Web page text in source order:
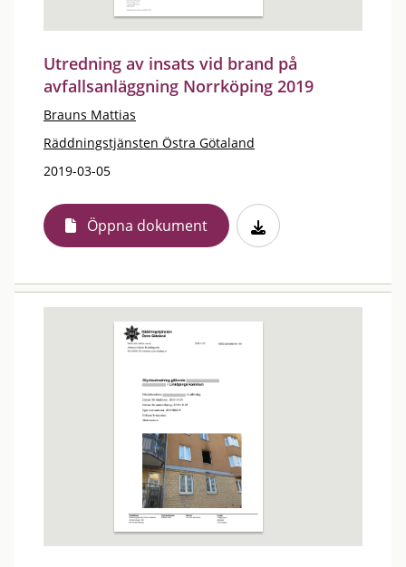
Utredning av insats vid brand på
avfallsanläggning Norrköping 2019
Brauns Mattias
Räddningstjänsten Östra Götaland
2019-03-05
Öppna dokument